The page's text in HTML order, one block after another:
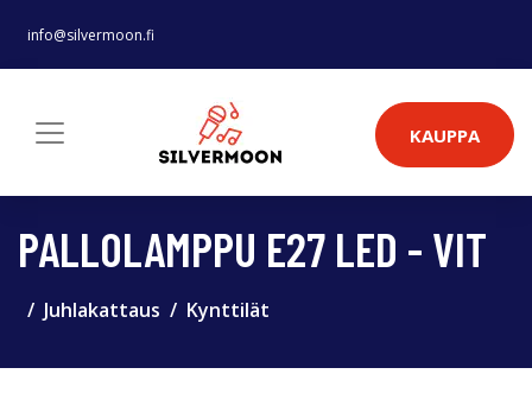
info@silvermoon.fi
KAUPPA
PALLOLAMPPU E27 LED - VIT
Juhlakattaus Kynttilät